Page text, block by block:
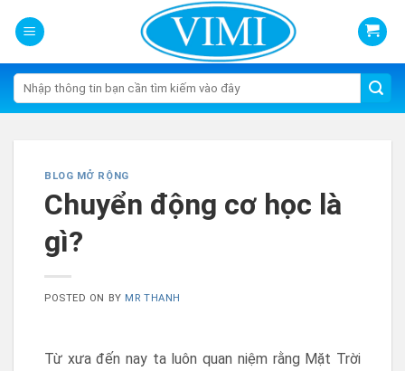
Tìm
kiếm:
BLOG MỞ RỘNG
Chuyển động cơ học là
gì?
POSTED ON BY MR THANH
Từ xưa đến nay ta luôn quan niệm rằng Mặt Trời